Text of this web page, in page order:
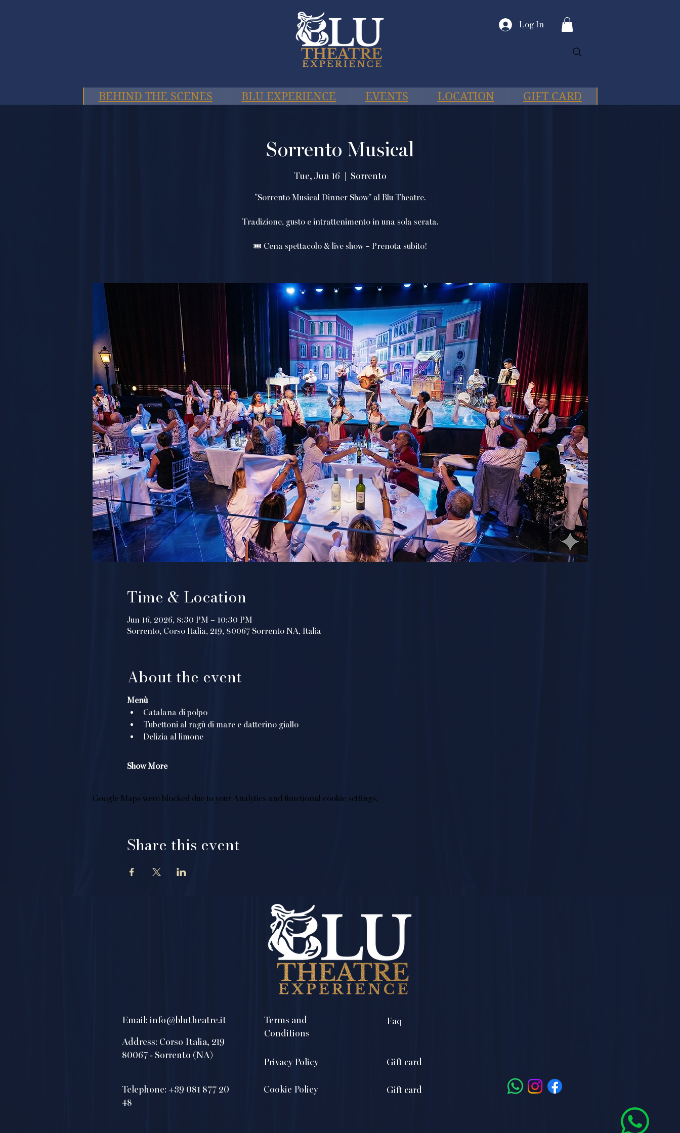
Log In
BEHIND THE SCENES BLU EXPERIENCE EVENTS LOCATION GIFT CARD
Sorrento Musical
Tue, Jun 16
  |
Sorrento
"Sorrento Musical Dinner Show" al Blu Theatre.
Tradizione, gusto e intrattenimento in una sola serata.
🎟️ Cena spettacolo & live show – Prenota subito!
Time & Location
Jun 16, 2026, 8:30 PM – 10:30 PM
Sorrento, Corso Italia, 219, 80067 Sorrento NA, Italia
About the event
Menù
Catalana di polpo
Tubettoni al ragù di mare e datterino giallo
Delizia al limone
Show More
Google Maps were blocked due to your Analytics and functional cookie settings.
Share this event
Email: info@blutheatre.it
Telephone: +39 081 877 20
48
Terms and
Conditions
Privacy Policy
Cookie Policy
Faq
Gift card
Gift card
Address: Corso Italia, 219
80067 - Sorrento (NA)